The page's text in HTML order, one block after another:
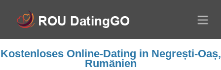
Kostenloses Online-Dating in Negrești-Oaș,
Rumänien